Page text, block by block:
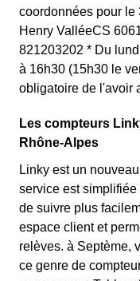
coordonnées pour le
Henry ValléeCS
821203202 * Du
à 16h30 (15h30 le
obligatoire de l'avoir
Les compteurs
Rhône-Alpes
Linky est un
service est
de suivre plus
espace client et
relèves. à Septème,
ce genre de